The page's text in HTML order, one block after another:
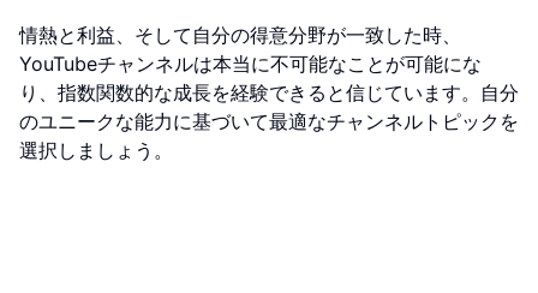
情熱と利益、そして自分の得意分野が一致した時、
YouTubeチャンネルは本当に不可能なことが可能にな
り、指数関数的な成長を経験できると信じています。自分
のユニークな能力に基づいて最適なチャンネルトピックを
選択しましょう。